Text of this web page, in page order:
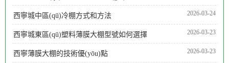
3. 按材質分類：
（1）普通碳鋼鍍鋅管：應用最為廣泛，成本相對較低。
（2）不銹鋼鍍鋅管：耐腐蝕性能更好，價格相對較
高。 （3）合金鋼鍍鋅管：具有特殊性能，適用于特定環
西寧城中區(qū)冷棚方式和方法 2026-03-24
西寧城東區(qū)塑料薄膜大棚型號如何選擇 2026-03-23
西寧薄膜大棚的技術優(yōu)點 2026-03-23